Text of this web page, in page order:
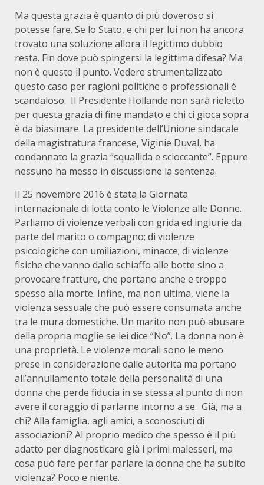
Ma questa grazia è quanto di più doveroso si
potesse fare. Se lo Stato, e chi per lui non ha ancora
trovato una soluzione allora il legittimo dubbio
resta. Fin dove può spingersi la legittima difesa? Ma
non è questo il punto. Vedere strumentalizzato
questo caso per ragioni politiche o professionali è
scandaloso. Il Presidente Hollande non sarà rieletto
per questa grazia di fine mandato e chi ci gioca sopra
è da biasimare. La presidente dell’Unione sindacale
della magistratura francese, Viginie Duval, ha
condannato la grazia “squallida e scioccante”. Eppure
nessuno ha messo in discussione la sentenza.
Il 25 novembre 2016 è stata la Giornata
internazionale di lotta conto le Violenze alle Donne.
Parliamo di violenze verbali con grida ed ingiurie da
parte del marito o compagno; di violenze
psicologiche con umiliazioni, minacce; di violenze
fisiche che vanno dallo schiaffo alle botte sino a
provocare fratture, che portano anche e troppo
spesso alla morte. Infine, ma non ultima, viene la
violenza sessuale che può essere consumata anche
tra le mura domestiche. Un marito non può abusare
della propria moglie se lei dice “No”. La donna non è
una proprietà. Le violenze morali sono le meno
prese in considerazione dalle autorità ma portano
all’annullamento totale della personalità di una
donna che perde fiducia in se stessa al punto di non
avere il coraggio di parlarne intorno a se. Già, ma a
chi? Alla famiglia, agli amici, a sconosciuti di
associazioni? Al proprio medico che spesso è il più
adatto per diagnosticare già i primi malesseri, ma
cosa può fare per far parlare la donna che ha subito
violenza? Poco e niente.